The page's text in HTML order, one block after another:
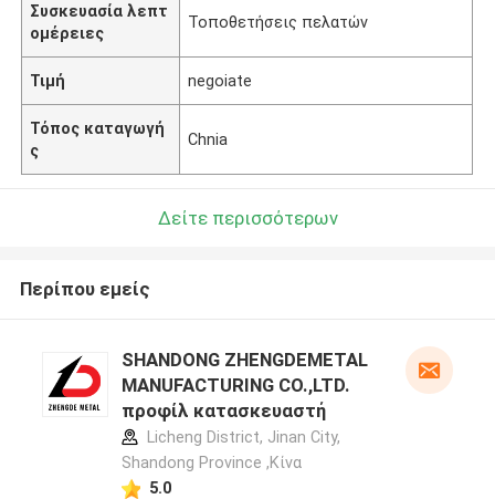
Συσκευασία λεπτ
ομέρειες
Τοποθετήσεις πελατών
Τιμή negoiate
Τόπος καταγωγή
ς
Chnia
Δείτε περισσότερων
Περίπου εμείς
SHANDONG ZHENGDEMETAL
MANUFACTURING CO.,LTD.
προφίλ κατασκευαστή
Licheng District, Jinan City,
Shandong Province ,Κίνα
5.0